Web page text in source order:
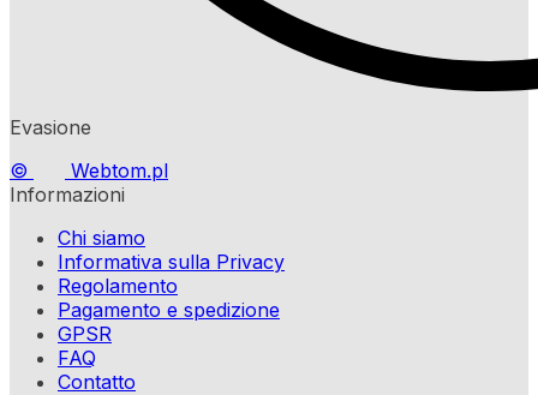
Evasione
©
Webtom.pl
Informazioni
Chi siamo
Informativa sulla Privacy
Regolamento
Pagamento e spedizione
GPSR
FAQ
Contatto